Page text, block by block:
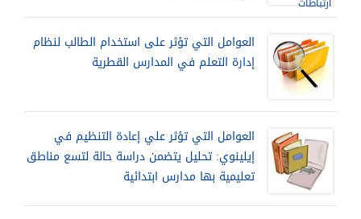
العوامل التي تؤثر على استخدام الطالب لنظام
إدارة التعلم في المدارس القطرية
العوامل التي تؤثر علي إعادة التنظيم في
إيلينوي: تحليل يتضمن دراسة حالة لتسع مناطق
تعليمية بها مدارس ابتدائية